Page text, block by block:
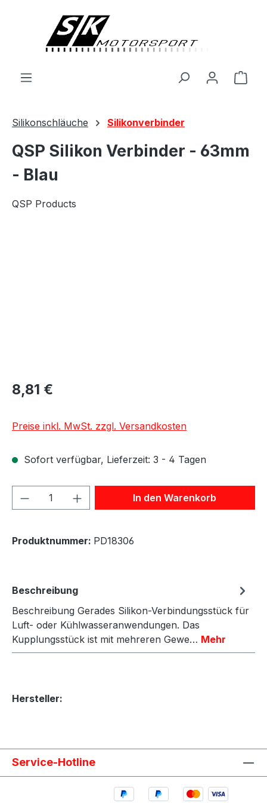
Silikonschläuche Silikonverbinder
QSP Silikon Verbinder - 63mm
- Blau
QSP Products
8,81 €
Preise inkl. MwSt. zzgl. Versandkosten
Sofort verfügbar, Lieferzeit: 3 - 4 Tagen
Produkt Anzahl: Gib denIn den Warenkorb
Produktnummer: PD18306
Beschreibung
Beschreibung Gerades Silikon-Verbindungsstück für
Luft- oder Kühlwasseranwendungen. Das
Kupplungsstück ist mit mehreren Gewe… Mehr
Hersteller:
Service-Hotline